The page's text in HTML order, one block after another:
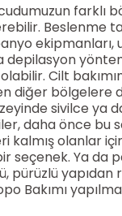
farklı
Beslenme
ekipmanları,
Cilt
diğer bölgelere
sivilce ya
daha önce bu
kalmış olanlar
seçenek. Ya da
pürüzlü yapıdan
Bakımı